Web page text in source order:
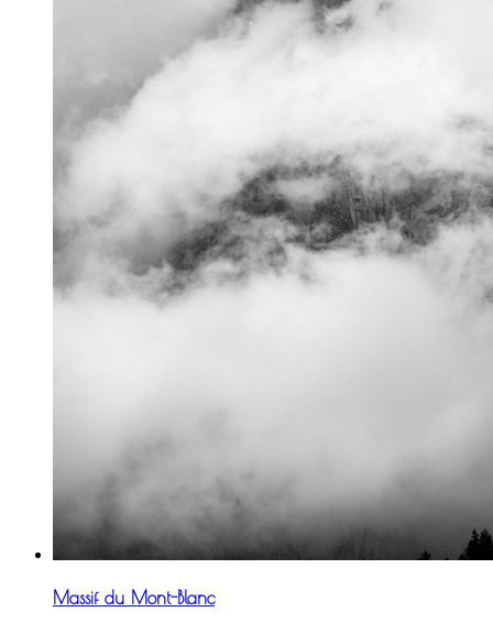
Massif du Mont-Blanc